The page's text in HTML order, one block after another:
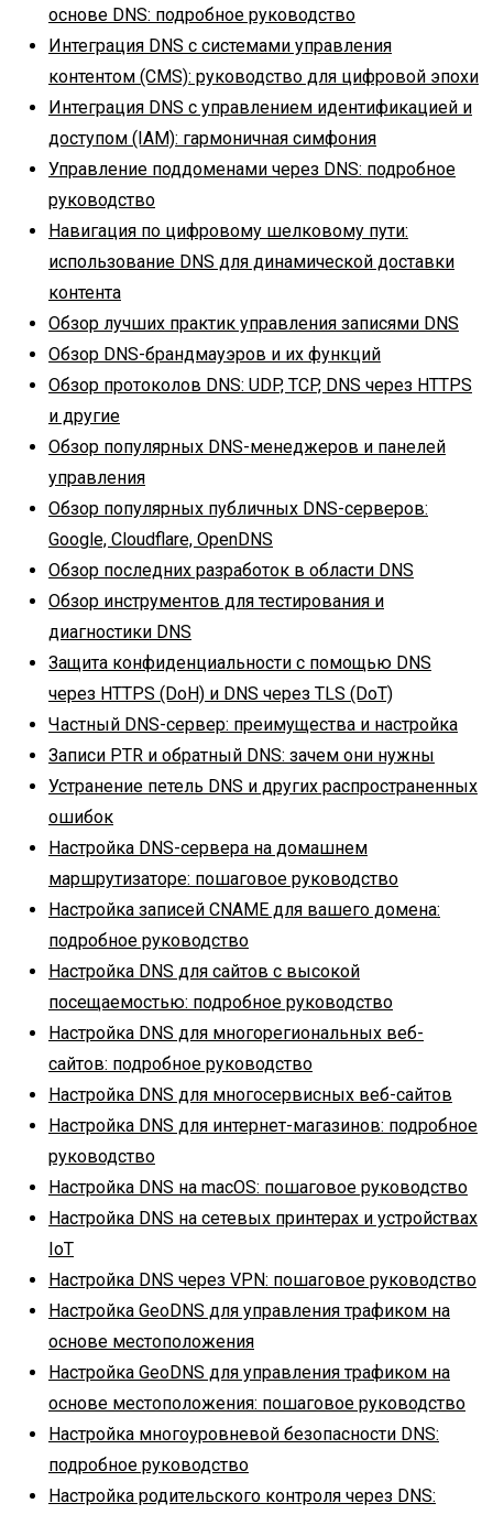
основе DNS: подробное руководство
Интеграция DNS с системами управления
контентом (CMS): руководство для цифровой эпохи
Интеграция DNS с управлением идентификацией и
доступом (IAM): гармоничная симфония
Управление поддоменами через DNS: подробное
руководство
Навигация по цифровому шелковому пути:
использование DNS для динамической доставки
контента
Обзор лучших практик управления записями DNS
Обзор DNS-брандмауэров и их функций
Обзор протоколов DNS: UDP, TCP, DNS через HTTPS
и другие
Обзор популярных DNS-менеджеров и панелей
управления
Обзор популярных публичных DNS-серверов:
Google, Cloudflare, OpenDNS
Обзор последних разработок в области DNS
Обзор инструментов для тестирования и
диагностики DNS
Защита конфиденциальности с помощью DNS
через HTTPS (DoH) и DNS через TLS (DoT)
Частный DNS-сервер: преимущества и настройка
Записи PTR и обратный DNS: зачем они нужны
Устранение петель DNS и других распространенных
ошибок
Настройка DNS-сервера на домашнем
маршрутизаторе: пошаговое руководство
Настройка записей CNAME для вашего домена:
подробное руководство
Настройка DNS для сайтов с высокой
посещаемостью: подробное руководство
Настройка DNS для многорегиональных веб-
сайтов: подробное руководство
Настройка DNS для многосервисных веб-сайтов
Настройка DNS для интернет-магазинов: подробное
руководство
Настройка DNS на macOS: пошаговое руководство
Настройка DNS на сетевых принтерах и устройствах
IoT
Настройка DNS через VPN: пошаговое руководство
Настройка GeoDNS для управления трафиком на
основе местоположения
Настройка GeoDNS для управления трафиком на
основе местоположения: пошаговое руководство
Настройка многоуровневой безопасности DNS:
подробное руководство
Настройка родительского контроля через DNS: